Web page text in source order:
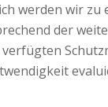
werden wir zu
der